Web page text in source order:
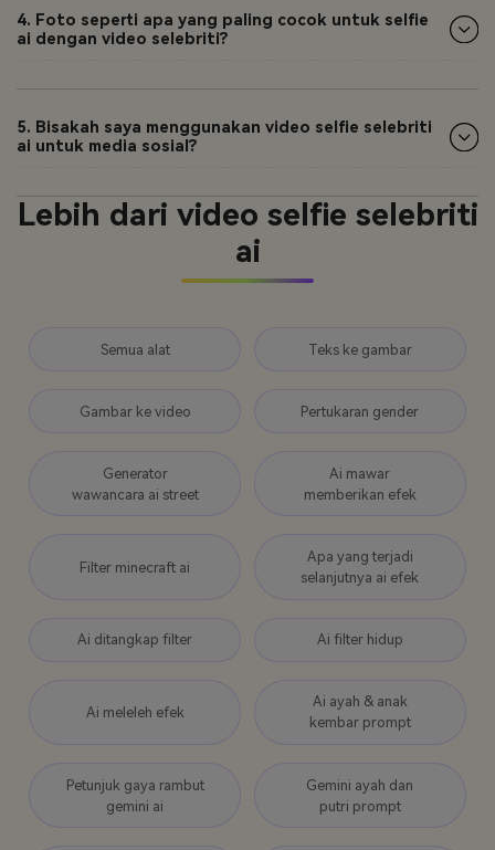
4. Foto seperti apa yang paling cocok untuk selfie
ai dengan video selebriti?
5. Bisakah saya menggunakan video selfie selebriti
ai untuk media sosial?
Lebih dari video selfie selebriti
ai
Semua alat Teks ke gambar
Gambar ke video Pertukaran gender
Generator
wawancara ai street
Ai mawar
memberikan efek
Filter minecraft ai
Apa yang terjadi
selanjutnya ai efek
Ai ditangkap filter Ai filter hidup
Ai meleleh efek
Ai ayah & anak
kembar prompt
Petunjuk gaya rambut
gemini ai
Gemini ayah dan
putri prompt